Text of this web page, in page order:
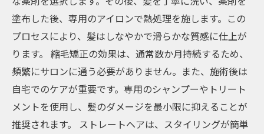
塗布した後、専用のアイロンで熱処理を施します。この
プロセスにより、髪はしなやかで滑らかな質感に仕上が
ります。 縮毛矯正の効果は、通常数か月持続するため、
頻繁にサロンに通う必要がありません。また、施術後は
自宅でのケアが重要です。専用のシャンプーやトリート
メントを使用し、髪のダメージを最小限に抑えることが
推奨されます。 ストレートヘアは、スタイリングが簡単